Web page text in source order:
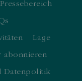
Pressebereich
Lage
abonnieren
Datenpolitik